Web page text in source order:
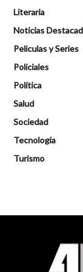
Literaria
Noticias
Peliculas y Series
Policiales
Política
Salud
Sociedad
Tecnología
Turismo